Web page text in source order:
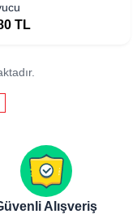
TL
Alışveriş